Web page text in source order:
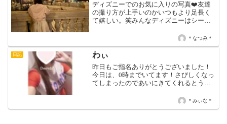
ディズニーでのお気に入りの写真❤️友達
の撮り方が上手いのかいつもより足長く
て嬉しい。笑みんなディズニーはシー
ー( ^ω^ )ランドも好きやけど！今日は21
時からかなー！予定ないから暇してる😪
待ってるよおお...
＊なつみ＊
日記 わぃ
昨日もご指名ありがとうございました！
今日は、0時までいてます！さびしくなっ
てしまったのであいにきてくれるとうれ
＊みぃな＊